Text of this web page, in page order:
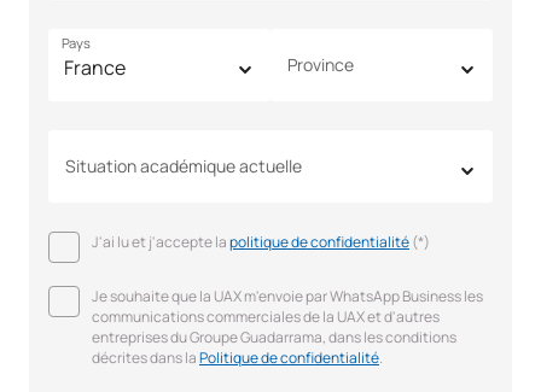
Pays
Province
Situation académique actuelle
J'ai lu et j'accepte lapolitique de confidentialité(*)
Je souhaite que la UAX m'envoie par WhatsApp Business les
communications commerciales de la UAX et d'autres
entreprises du Groupe Guadarrama, dans les conditions
décrites dans laPolitique de confidentialité.